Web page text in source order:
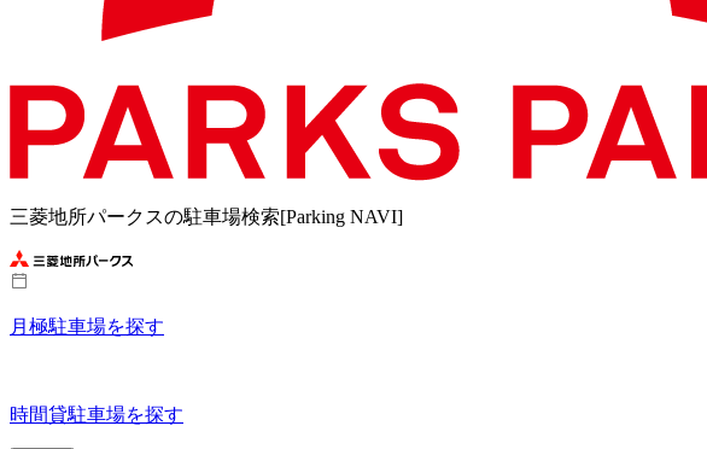
三菱地所パークスの駐車場検索[Parking NAVI]
月極駐車場を探す
時間貸駐車場を探す